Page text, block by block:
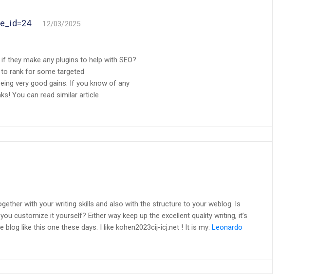
12/03/2025
they make any plugins to help with SEO?
rank for some targeted
very good gains. If you know of any
You can read similar article
with your writing skills and also with the structure to your weblog. Is
customize it yourself? Either way keep up the excellent quality writing, it’s
blog like this one these days. I like kohen2023cij-icj.net ! It is my: Leonardo